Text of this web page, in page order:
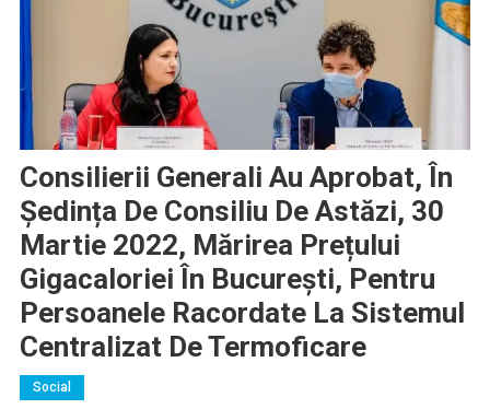
Consilierii Generali Au Aprobat, În
Ședința De Consiliu De Astăzi, 30
Martie 2022, Mărirea Prețului
Gigacaloriei În București, Pentru
Persoanele Racordate La Sistemul
Centralizat De Termoficare
Social